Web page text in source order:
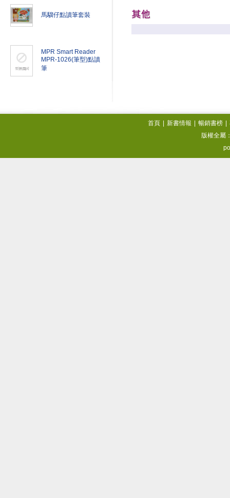
馬騮仔點讀筆套裝
MPR Smart Reader
MPR-1026(筆型)點讀
筆
首頁 新書情報 暢銷書榜
版權全屬